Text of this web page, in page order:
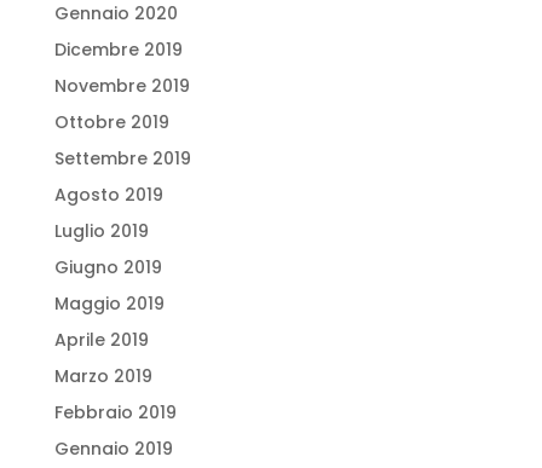
Gennaio 2020
Dicembre 2019
Novembre 2019
Ottobre 2019
Settembre 2019
Agosto 2019
Luglio 2019
Giugno 2019
Maggio 2019
Aprile 2019
Marzo 2019
Febbraio 2019
Gennaio 2019